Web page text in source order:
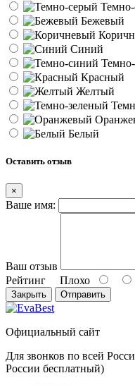
Бежевый
Синий
Красный
Желтый
Белый
Оставить отзыв
×
Ваше имя:
Ваш отзыв
Рейтинг Плохо
Закрыть Отправить
Официальный сайт
Для звонков по всей
России бесплатный)